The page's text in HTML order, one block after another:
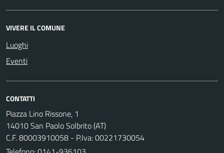
VIVERE IL COMUNE
Luoghi
Eventi
CONTATTI
Piazza Lino Rissone, 1
14010 San Paolo Solbrito (AT)
C.F. 80003910058 - P.Iva: 00221730054